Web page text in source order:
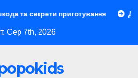
приготування Документообіг
Сер 7th, 2026